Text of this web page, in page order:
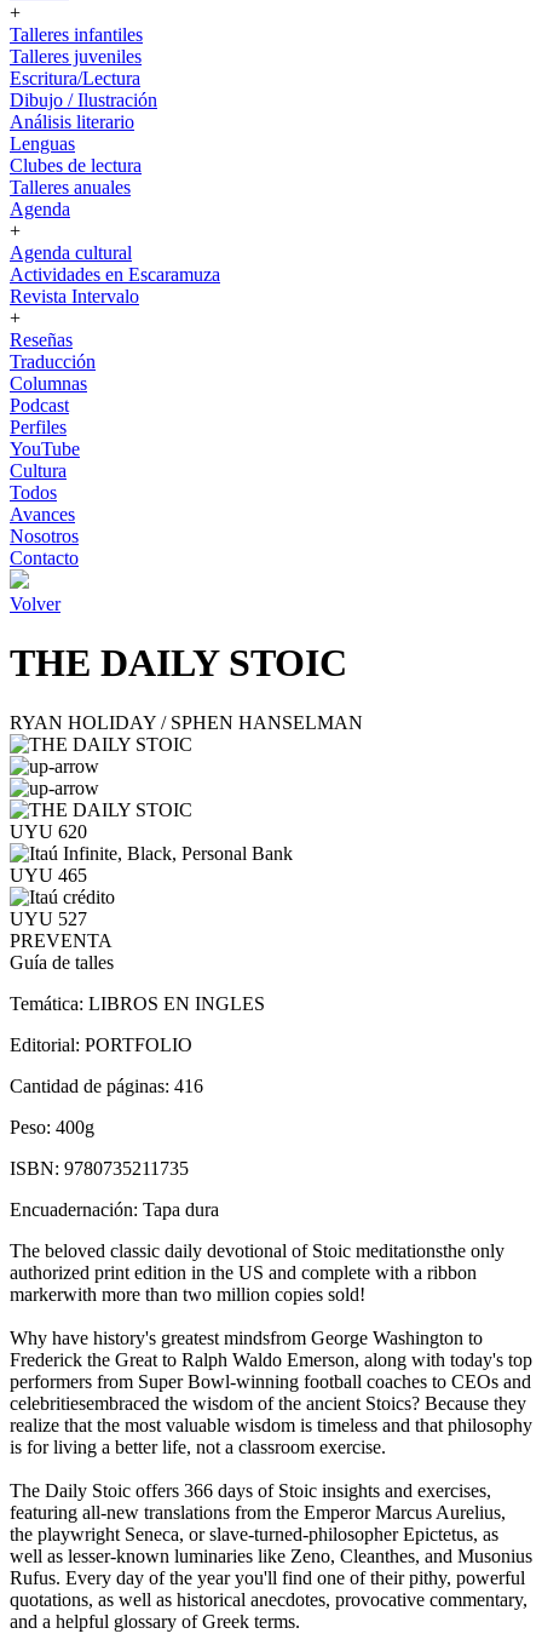
+
Talleres infantiles
Talleres juveniles
Escritura/Lectura
Dibujo / Ilustración
Análisis literario
Lenguas
Clubes de lectura
Talleres anuales
Agenda
+
Agenda cultural
Actividades en Escaramuza
Revista Intervalo
+
Reseñas
Traducción
Columnas
Podcast
Perfiles
YouTube
Cultura
Todos
Avances
Nosotros
Contacto
Volver
THE DAILY STOIC
RYAN HOLIDAY / SPHEN HANSELMAN
UYU 620
UYU 465
UYU 527
PREVENTA
Guía de talles
Temática: LIBROS EN INGLES
Editorial: PORTFOLIO
Cantidad de páginas: 416
Peso: 400g
ISBN: 9780735211735
Encuadernación: Tapa dura
The beloved classic daily devotional of Stoic meditationsthe only
authorized print edition in the US and complete with a ribbon
markerwith more than two million copies sold!
Why have history's greatest mindsfrom George Washington to
Frederick the Great to Ralph Waldo Emerson, along with today's top
performers from Super Bowl-winning football coaches to CEOs and
celebritiesembraced the wisdom of the ancient Stoics? Because they
realize that the most valuable wisdom is timeless and that philosophy
is for living a better life, not a classroom exercise.
The Daily Stoic offers 366 days of Stoic insights and exercises,
featuring all-new translations from the Emperor Marcus Aurelius,
the playwright Seneca, or slave-turned-philosopher Epictetus, as
well as lesser-known luminaries like Zeno, Cleanthes, and Musonius
Rufus. Every day of the year you'll find one of their pithy, powerful
quotations, as well as historical anecdotes, provocative commentary,
and a helpful glossary of Greek terms.